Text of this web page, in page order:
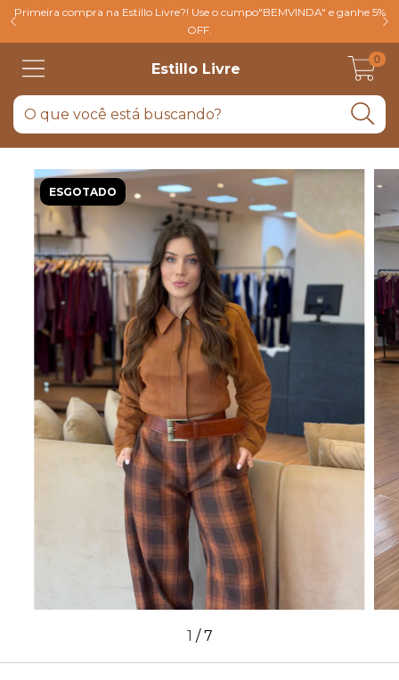
Primeira compra na Estillo Livre?! Use o cumpo"BEMVINDA" e ganhe 5%
OFF.
Estillo Livre
0
ESGOTADO
1 /7